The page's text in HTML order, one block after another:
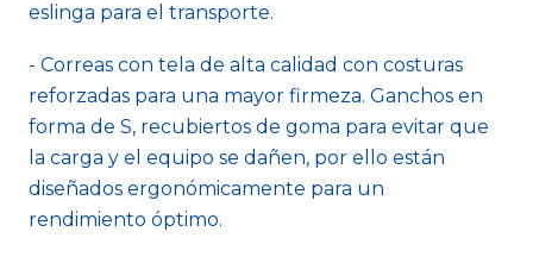
eslinga para el transporte.
- Correas con tela de alta calidad con costuras
reforzadas para una mayor firmeza. Ganchos en
forma de S, recubiertos de goma para evitar que
la carga y el equipo se dañen, por ello están
diseñados ergonómicamente para un
rendimiento óptimo.